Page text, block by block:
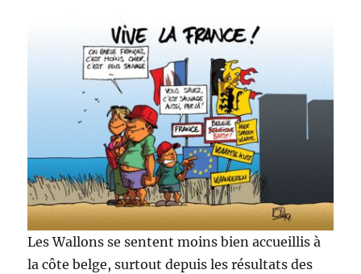
Les Wallons se sentent moins bien accueillis à
la côte belge, surtout depuis les résultats des